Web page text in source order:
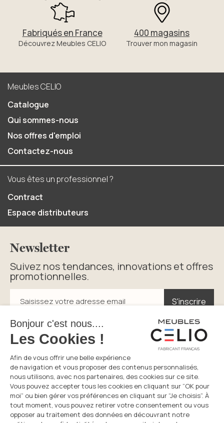
Fabriqués en France
Découvrez Meubles CELIO
400 magasins
Trouver mon magasin
Meubles CELIO
Catalogue
Qui sommes-nous
Nos offres d'emploi
Contactez-nous
Vous êtes un professionnel ?
Contract
Espace distributeurs
Service consommateurs
Du lundi au vendredi
Newsletter
Suivez nos tendances, innovations et offres
promotionnelles.
Saisissez votre adresse email S'inscrire
S'inscrire
En cliquant sur s’inscrire vous acceptez la politique de
confidentialité.